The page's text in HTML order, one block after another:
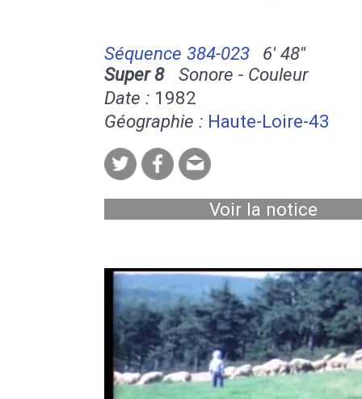
Séquence 384-023
6' 48''
Super 8Sonore - Couleur
Date : 1982
Géographie : Haute-Loire-43
Voir la notice